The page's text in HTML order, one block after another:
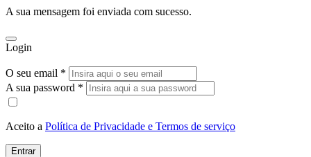
A sua mensagem foi enviada com sucesso.
Login
O seu email *
A sua password *
Aceito a Política de Privacidade e Termos de serviço
Entrar